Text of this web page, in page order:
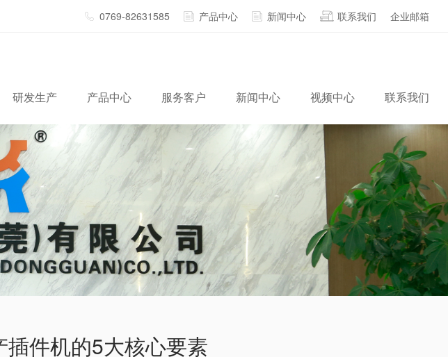
0769-82631585 产品中心 新闻中心 联系我们 企业邮箱
研发生产 产品中心 服务客户 新闻中心 视频中心 联系我们
件机的5大核心要素​